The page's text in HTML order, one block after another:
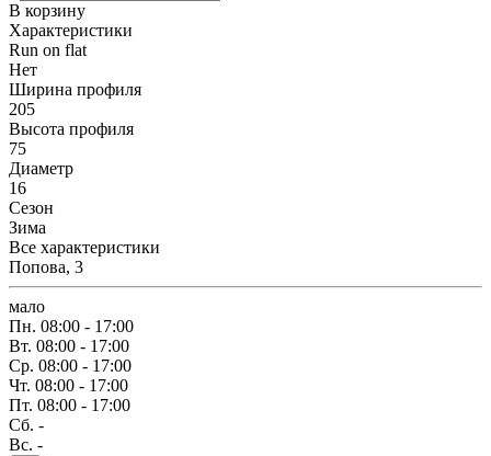
В корзину
Характеристики
Run on flat
Нет
Ширина профиля
205
Высота профиля
75
Диаметр
16
Сезон
Зима
Все характеристики
Попова, 3
мало
Пн. 08:00 - 17:00
Вт. 08:00 - 17:00
Ср. 08:00 - 17:00
Чт. 08:00 - 17:00
Пт. 08:00 - 17:00
Сб. -
Вс. -